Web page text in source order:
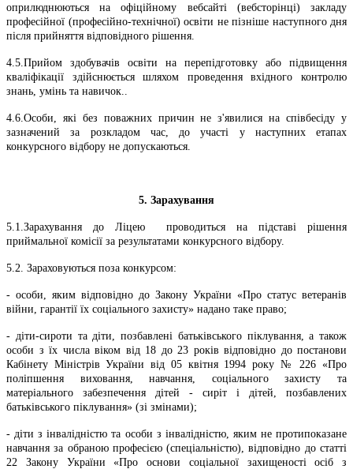
оприлюднюються на офіційному вебсайті (вебсторінці) закладу
професійної (професійно-технічної) освіти не пізніше наступного дня
після прийняття відповідного рішення.
4.5.Прийом здобувачів освіти на перепідготовку або підвищення
кваліфікації здійснюється шляхом проведення вхідного контролю
знань, умінь та навичок..
4.6.Особи, які без поважних причин не з'явилися на співбесіду у
зазначений за розкладом час, до участі у наступних етапах
конкурсного відбору не допускаються.
5. Зарахування
5.1.Зарахування до Ліцею
проводиться на підставі рішення
приймальної комісії за результатами конкурсного відбору.
5.2. Зараховуються поза конкурсом:
- особи, яким відповідно до Закону України «Про статус ветеранів
війни, гарантії їх соціального захисту» надано таке право;
- діти-сироти та діти, позбавлені батьківського піклування, а також
особи з їх числа віком від 18 до 23 років відповідно до постанови
Кабінету Міністрів України від 05 квітня 1994 року № 226 «Про
поліпшення виховання, навчання, соціального захисту та
матеріального забезпечення дітей - сиріт і дітей, позбавлених
батьківського піклування» (зі змінами);
- діти з інвалідністю та особи з інвалідністю, яким не протипоказане
навчання за обраною професією (спеціальністю), відповідно до статті
22 Закону України «Про основи соціальної захищеності осіб з